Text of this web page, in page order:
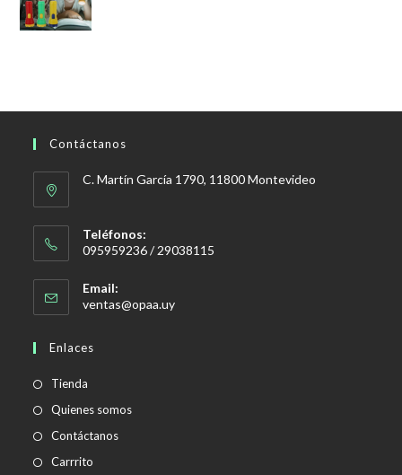
Contáctanos
C. Martín García 1790, 11800 Montevideo
Teléfonos:
095959236 / 29038115
Email:
ventas@opaa.uySe
Enlaces
Tienda
Quienes somos
Contáctanos
Carrrito